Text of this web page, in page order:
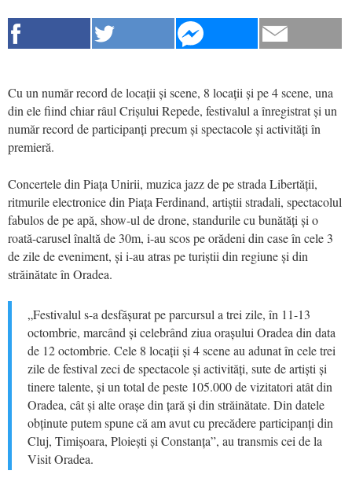
Cu un număr record de locații și scene, 8 locații și pe 4 scene, una
din ele fiind chiar râul Crișului Repede, festivalul a înregistrat și un
număr record de participanți precum și spectacole și activități în
premieră.
Concertele din Piața Unirii, muzica jazz de pe strada Libertății,
ritmurile electronice din Piața Ferdinand, artiștii stradali, spectacolul
fabulos de pe apă, show-ul de drone, standurile cu bunătăți și o
roată-carusel înaltă de 30m, i-au scos pe orădeni din case în cele 3
de zile de eveniment, și i-au atras pe turiștii din regiune și din
străinătate în Oradea.
„Festivalul s-a desfășurat pe parcursul a trei zile, în 11-13
octombrie, marcând și celebrând ziua orașului Oradea din data
de 12 octombrie. Cele 8 locații și 4 scene au adunat în cele trei
zile de festival zeci de spectacole și activități, sute de artiști și
tinere talente, și un total de peste 105.000 de vizitatori atât din
Oradea, cât și alte orașe din țară și din străinătate. Din datele
obținute putem spune că am avut cu precădere participanți din
Cluj, Timișoara, Ploiești și Constanța”, au transmis cei de la
Visit Oradea.